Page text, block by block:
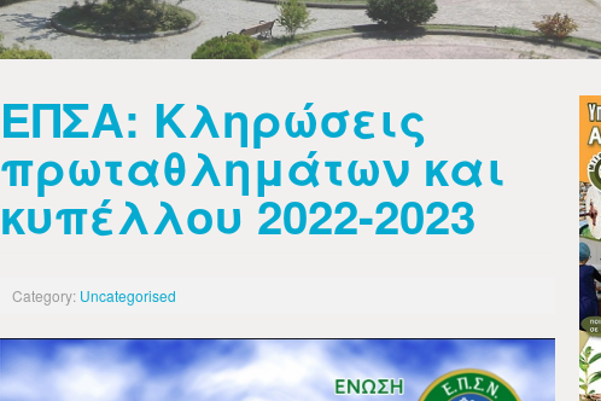
ΕΠΣΑ: Κληρώσεις
πρωταθλημάτων και
κυπέλλου 2022-2023
Category: Uncategorised